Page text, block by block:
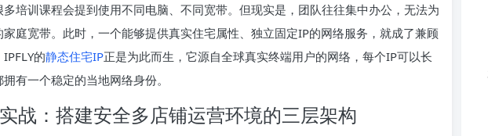
培训课程会提到使用不同电脑、不同宽带。但现实是，团队往往集中办公，无法为
庭宽带。此时，一个能够提供真实住宅属性、独立固定IP的网络服务，就成了兼顾
的静态住宅IP正是为此而生，它源自全球真实终端用户的网络，每个IP可以长
有一个稳定的当地网络身份。
战：搭建安全多店铺运营环境的三层架构